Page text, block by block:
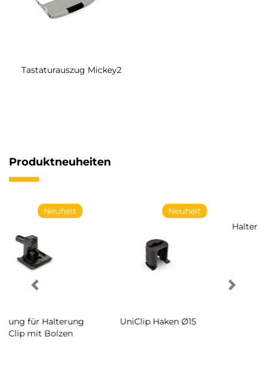
Tastaturauszug Mickey2
Produktneuheiten
Neuheit
Neuheit
Schraube für Halterung